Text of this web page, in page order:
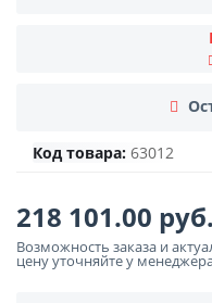
Код товара: 63012
218 101.00 руб.
Возможность заказа и
цену уточняйте у